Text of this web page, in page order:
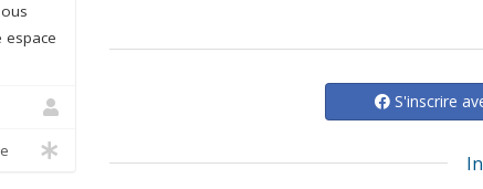
espace
S'inscrire